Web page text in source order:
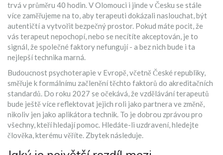
trvá v průměru 40 hodin. V Olomouci i jinde v Česku se stále
více zaměřujeme na to, aby terapeuti dokázali naslouchat, být
autentičtí a vytvořit bezpečný prostor. Pokud máte pocit, že
vás terapeut nepochopí, nebo se necítíte akceptován, je to
signál, že společné faktory nefungují - a bez nich bude i ta
nejlepší technika marná.
Budoucnost psychoterapie v Evropě, včetně České republiky,
směřuje k formálnímu začlenění těchto faktorů do akreditačních
standardů. Do roku 2027 se očekává, že vzdělávání terapeutů
bude ještě více reflektovat jejich roli jako partnera ve změně,
nikoliv jen jako aplikátora technik. To je dobrou zprávou pro
všechny, kteří hledají pomoc. Hledáte-li uzdravení, hledejte
člověka, kterému věříte. Zbytek následuje.